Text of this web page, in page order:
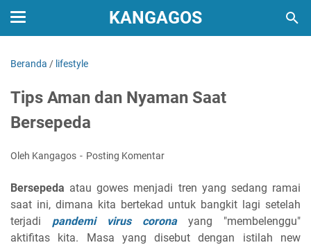
KANGAGOS
Beranda / lifestyle
Tips Aman dan Nyaman Saat
Bersepeda
Oleh Kangagos Posting Komentar
Bersepeda atau gowes menjadi tren yang sedang ramai
saat ini, dimana kita bertekad untuk bangkit lagi setelah
terjadi pandemi virus coronayang "membelenggu"
aktifitas kita. Masa yang disebut dengan istilah new